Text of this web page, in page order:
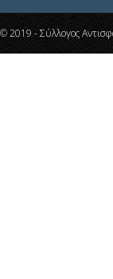
© 2019 - Σύλλογος